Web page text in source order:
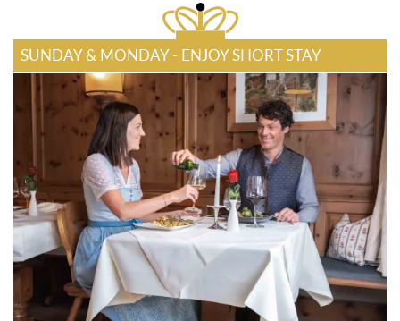
SUNDAY & MONDAY - ENJOY SHORT STAY